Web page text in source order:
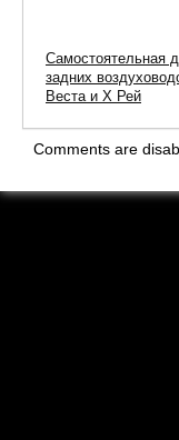
Самостоятельная
задних
Веста и Х Рей
Comments are